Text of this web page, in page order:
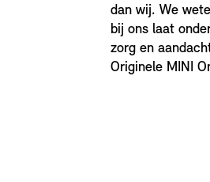
dan wij. We
bij ons laat
zorg en
Originele MINI